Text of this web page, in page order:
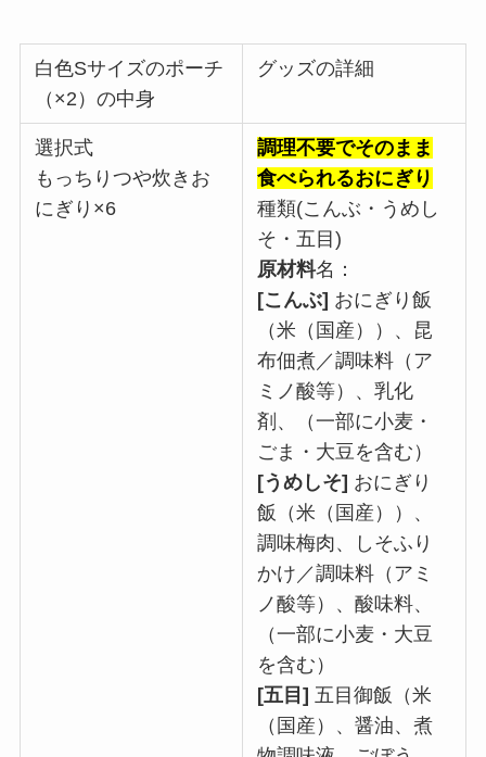
白色Sサイズのポーチ
（×2）の中身
グッズの詳細
選択式
もっちりつや炊きお
にぎり×6
調理不要でそのまま
食べられるおにぎり
種類(こんぶ・うめし
そ・五目)
原材料名：
[こんぶ] おにぎり飯
（米（国産））、昆
布佃煮／調味料（ア
ミノ酸等）、乳化
剤、（一部に小麦・
ごま・大豆を含む）
[うめしそ] おにぎり
飯（米（国産））、
調味梅肉、しそふり
かけ／調味料（アミ
ノ酸等）、酸味料、
（一部に小麦・大豆
を含む）
[五目] 五目御飯（米
（国産）、醤油、煮